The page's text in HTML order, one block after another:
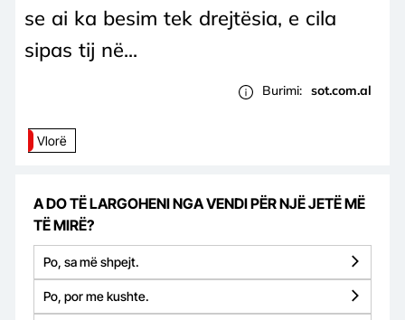
se ai ka besim tek drejtësia, e cila
sipas tij në...
Burimi: sot.com.al
Vlorë
A DO TË LARGOHENI NGA VENDI PËR NJË JETË MË
TË MIRË?
Po, sa më shpejt.
Po, por me kushte.